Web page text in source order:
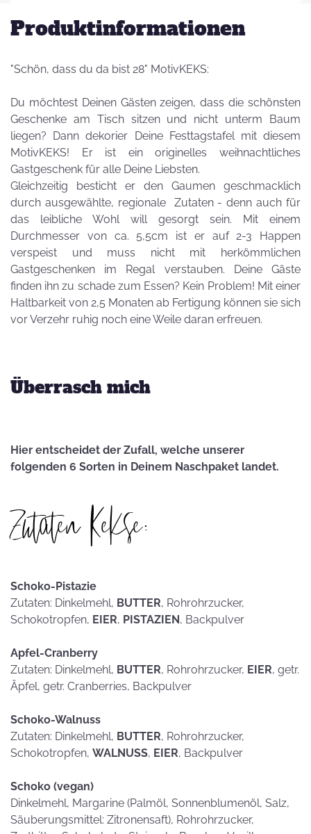
Produktinformationen
"Schön, dass du da bist 28" MotivKEKS:
Du möchtest Deinen Gästen zeigen, dass die schönsten
Geschenke am Tisch sitzen und nicht unterm Baum
liegen? Dann dekorier Deine Festtagstafel mit diesem
MotivKEKS! Er ist ein originelles weihnachtliches
Gastgeschenk für alle Deine Liebsten.
Gleichzeitig besticht er den Gaumen geschmacklich
durch ausgewählte, regionale Zutaten - denn auch für
das leibliche Wohl will gesorgt sein. Mit einem
Durchmesser von ca. 5,5cm ist er auf 2-3 Happen
verspeist und muss nicht mit herkömmlichen
Gastgeschenken im Regal verstauben. Deine Gäste
finden ihn zu schade zum Essen? Kein Problem! Mit einer
Haltbarkeit von 2,5 Monaten ab Fertigung können sie sich
vor Verzehr ruhig noch eine Weile daran erfreuen.
Überrasch mich
Hier entscheidet der Zufall, welche unserer
folgenden 6 Sorten in Deinem Naschpaket landet.
Zutaten Kekse:
Schoko-Pistazie
Zutaten: Dinkelmehl, BUTTER, Rohrohrzucker,
Schokotropfen, EIER, PISTAZIEN, Backpulver
Apfel-Cranberry
Zutaten: Dinkelmehl, BUTTER, Rohrohrzucker, EIER, getr.
Äpfel, getr. Cranberries, Backpulver
Schoko-Walnuss
Zutaten: Dinkelmehl, BUTTER, Rohrohrzucker,
Schokotropfen, WALNUSS, EIER, Backpulver
Schoko (vegan)
Dinkelmehl, Margarine (Palmöl, Sonnenblumenöl, Salz,
Säuberungsmittel: Zitronensaft), Rohrohrzucker,